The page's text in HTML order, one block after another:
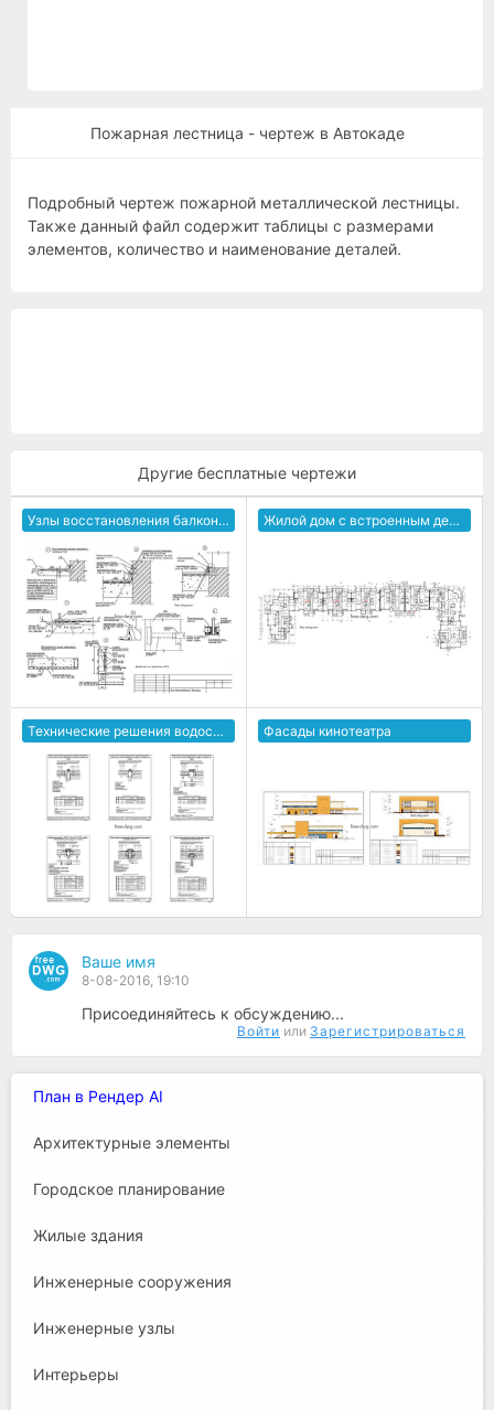
Пожарная лестница - чертеж в Автокаде
Подробный чертеж пожарной металлической лестницы.
Также данный файл содержит таблицы с размерами
элементов, количество и наименование деталей.
Другие бесплатные чертежи
Узлы восстановления балконных плит Жилой дом с встроенным детским садом
Технические решения водостоков Фасады кинотеатра
Ваше имя
8-08-2016, 19:10
Присоединяйтесь к обсуждению...
Войти или Зарегистрироваться
План в Рендер AI
Архитектурные элементы
Городское планирование
Жилые здания
Инженерные сооружения
Инженерные узлы
Интерьеры